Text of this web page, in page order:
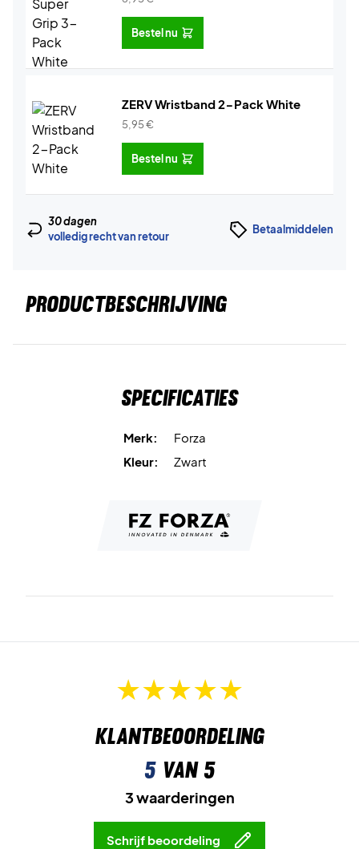
Bestel nu
ZERV Wristband 2-Pack White
5,95€
Bestel nu
30 dagen
volledig recht van retour
Betaalmiddelen
PRODUCTBESCHRIJVING
Specificaties
Merk:
Forza
Kleur:
Zwart
Klantbeoordeling
5van 5
3 waarderingen
Schrijf beoordeling